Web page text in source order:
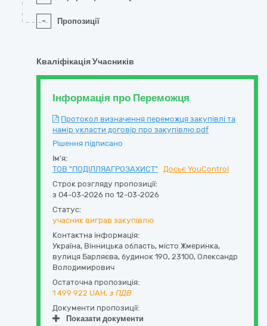
- Пропозиції
Кваліфікація Учасників
Інформація про Переможця
Протокол визначення переможця закупівлі та
намір укласти договір про закупівлю.pdf
Рішення підписано
Ім'я:
ТОВ "ПОДІЛЛЯАГРОЗАХИСТ"
Досьє YouControl
Строк розгляду пропозиції:
з 04-03-2026 по 12-03-2026
Статус:
учасник виграв закупівлю
Контактна інформація:
Україна, Вінницька область, місто Жмеринка,
вулиця Барляєва, будинок 19О, 23100, Олександр
Володимирович
Остаточна пропозиція:
1 499 922 UAH, з ПДВ
Документи пропозиції:
Показати документи